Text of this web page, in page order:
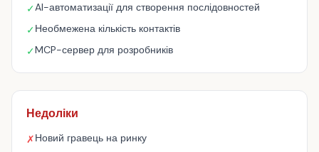
✓AI-автоматизації для створення послідовностей
✓Необмежена кількість контактів
✓MCP-сервер для розробників
Недоліки
✗Новий гравець на ринку